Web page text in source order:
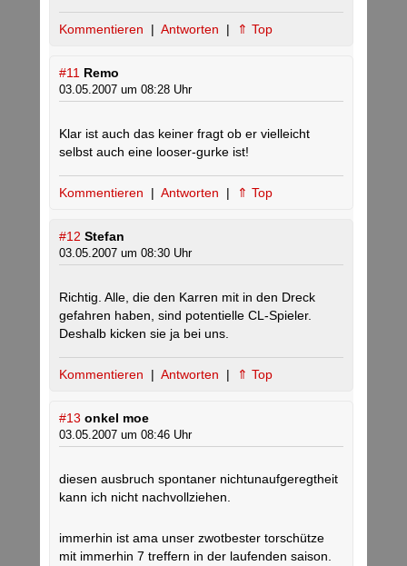
Kommentieren | Antworten | ⇑ Top
#11 Remo
03.05.2007 um 08:28 Uhr
Klar ist auch das keiner fragt ob er vielleicht
selbst auch eine looser-gurke ist!
Kommentieren | Antworten | ⇑ Top
#12 Stefan
03.05.2007 um 08:30 Uhr
Richtig. Alle, die den Karren mit in den Dreck
gefahren haben, sind potentielle CL-Spieler.
Deshalb kicken sie ja bei uns.
Kommentieren | Antworten | ⇑ Top
#13 onkel moe
03.05.2007 um 08:46 Uhr
diesen ausbruch spontaner nichtunaufgeregtheit
kann ich nicht nachvollziehen.
immerhin ist ama unser zwotbester torschütze
mit immerhin 7 treffern in der laufenden saison.